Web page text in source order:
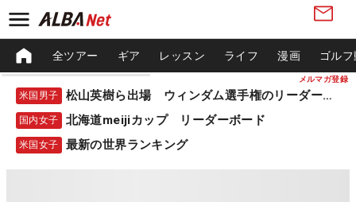
メルマガ登録
全ツアー ギア レッスン ライフ 漫画 ゴル
米国男子 松山英樹ら出場 ウィンダム選手権のリーダーボード
国内女子 北海道meijiカップ リーダーボード
米国女子 最新の世界ランキング